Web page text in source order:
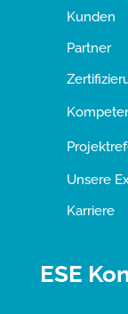
Kunden
Partner
Unsere
Karriere
ESE